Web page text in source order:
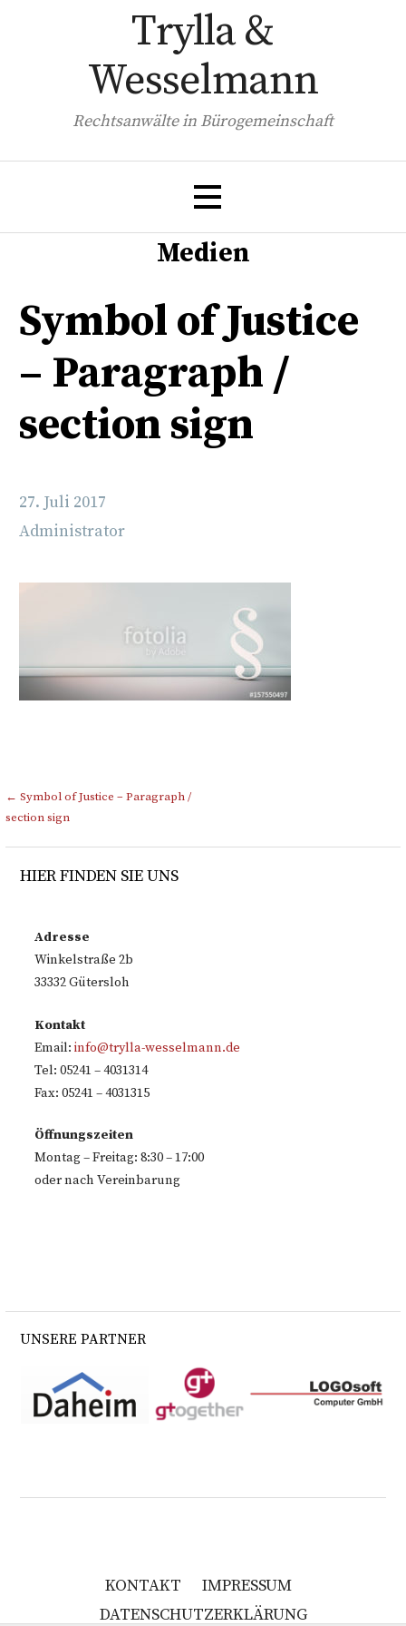
Trylla &
Wesselmann
Rechtsanwälte in Bürogemeinschaft
Medien
Symbol of Justice
– Paragraph /
section sign
27. Juli 2017
Administrator
Beitragsnavigation
← Symbol of Justice – Paragraph /
section sign
HIER FINDEN SIE UNS
Adresse
Winkelstraße 2b
33332 Gütersloh
Kontakt
Email:info@trylla-wesselmann.de
Tel: 05241 – 4031314
Fax: 05241 – 4031315
Öffnungszeiten
Montag – Freitag: 8:30 – 17:00
oder nach Vereinbarung
UNSERE PARTNER
KONTAKT
IMPRESSUM
DATENSCHUTZERKLÄRUNG